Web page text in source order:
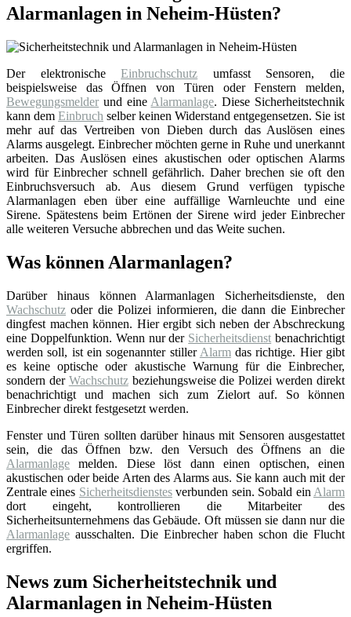
Alarmanlagen in Neheim-Hüsten?
Der elektronischeEinbruchschutz umfasst Sensoren, die
beispielsweise das Öffnen von Türen oder Fenstern melden,
Bewegungsmelder und eine Alarmanlage. Diese Sicherheitstechnik
kann dem Einbruch selber keinen Widerstand entgegensetzen. Sie ist
mehr auf das Vertreiben von Dieben durch das Auslösen eines
Alarms ausgelegt. Einbrecher möchten gerne in Ruhe und unerkannt
arbeiten. Das Auslösen eines akustischen oder optischen Alarms
wird für Einbrecher schnell gefährlich. Daher brechen sie oft den
Einbruchsversuch ab. Aus diesem Grund verfügen typische
Alarmanlagen eben über eine auffällige Warnleuchte und eine
Sirene. Spätestens beim Ertönen der Sirene wird jeder Einbrecher
alle weiteren Versuche abbrechen und das Weite suchen.
Was können Alarmanlagen?
Darüber hinaus können Alarmanlagen Sicherheitsdienste, den
Wachschutz oder die Polizei informieren, die dann die Einbrecher
dingfest machen können. Hier ergibt sich neben der Abschreckung
eine Doppelfunktion. Wenn nur der Sicherheitsdienst benachrichtigt
werden soll, ist ein sogenannter stiller Alarmdas richtige. Hier gibt
es keine optische oder akustische Warnung für die Einbrecher,
sondern der Wachschutzbeziehungsweise die Polizei werden direkt
benachrichtigt und machen sich zum Zielort auf. So können
Einbrecher direkt festgesetzt werden.
Fenster und Türen sollten darüber hinaus mit Sensoren ausgestattet
sein, die das Öffnen bzw. den Versuch des Öffnens an die
Alarmanlage melden. Diese löst dann einen optischen, einen
akustischen oder beide Arten des Alarms aus. Sie kann auch mit der
Zentrale eines Sicherheitsdienstesverbunden sein. Sobald ein Alarm
dort eingeht, kontrollieren die Mitarbeiter des
Sicherheitsunternehmens das Gebäude. Oft müssen sie dann nur die
Alarmanlage ausschalten. Die Einbrecher haben schon die Flucht
ergriffen.
News zum Sicherheitstechnik und
Alarmanlagen in Neheim-Hüsten